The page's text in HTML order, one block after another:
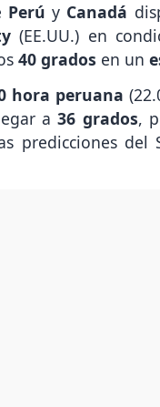
Perú y Canadá
(EE.UU.) en
40 grados en un
hora peruana
a36 grados,
predicciones del